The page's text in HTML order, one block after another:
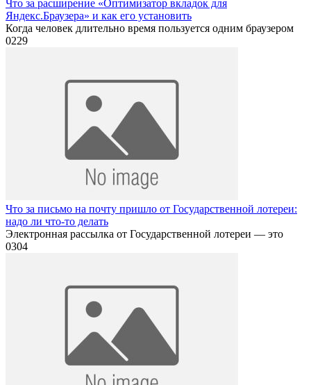
Что за расширение «Оптимизатор вкладок для
Яндекс.Браузера» и как его установить
Когда человек длительно время пользуется одним браузером
0229
Что за письмо на почту пришло от Государственной лотереи:
надо ли что-то делать
Электронная рассылка от Государственной лотереи — это
0304